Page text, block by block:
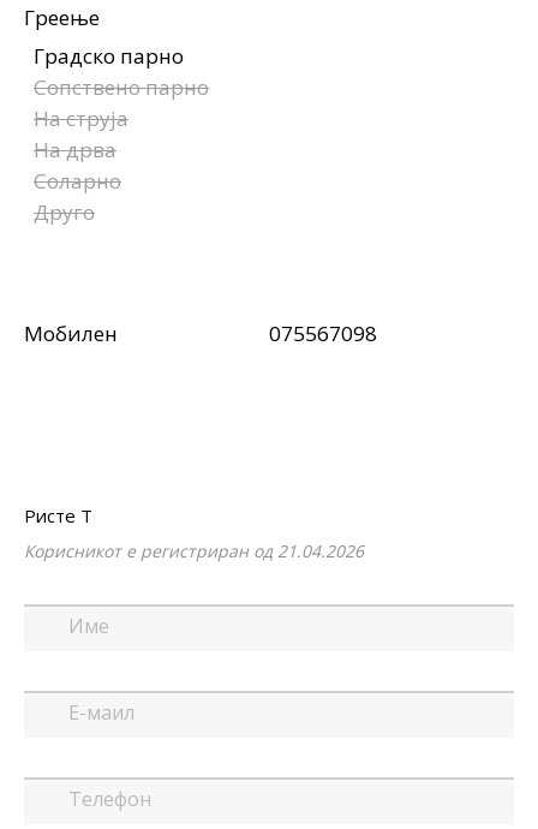
Греење
Градско парно
Сопствено парно
На струја
На дрва
Соларно
Друго
Мобилен 075567098
Ристе Т
Корисникот е регистриран од 21.04.2026